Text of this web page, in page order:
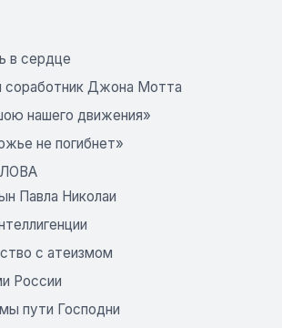
в сердце
соработник Джона Мотта
нашего движения»
не погибнет»
Павла Николаи
с атеизмом
России
пути Господни